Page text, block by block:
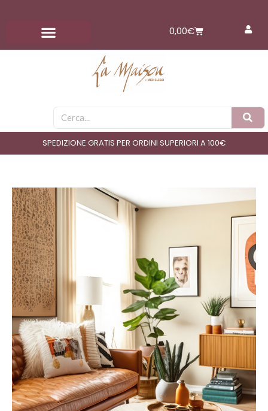
contenuto
0,00€Carrello
Cerca
SPEDIZIONE GRATIS PER ORDINI SUPERIORI A 100€